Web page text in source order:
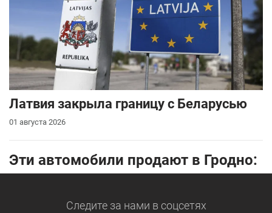
Латвия закрыла границу с Беларусью
01 августа 2026
Эти автомобили продают в Гродно:
Следите за нами в соцсетях